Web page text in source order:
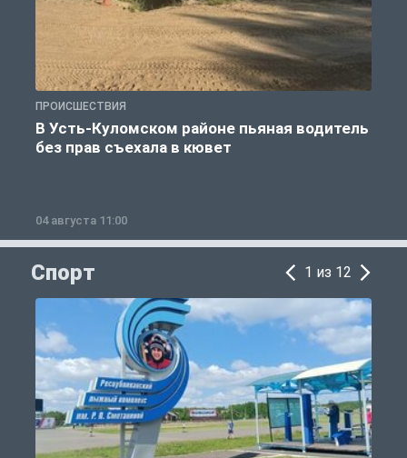
ПРОИСШЕСТВИЯ
В Усть-Куломском районе пьяная водитель
без прав съехала в кювет
04 августа 11:00
Спорт 1 из 12